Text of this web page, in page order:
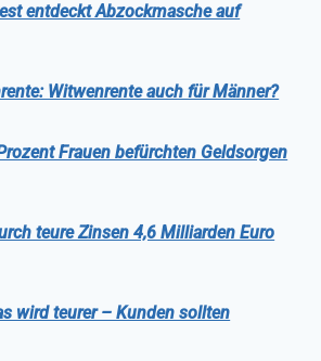
entdeckt Abzockmasche auf
Witwenrente auch für Männer?
Frauen befürchten Geldsorgen
teure Zinsen 4,6 Milliarden Euro
wird teurer – Kunden sollten